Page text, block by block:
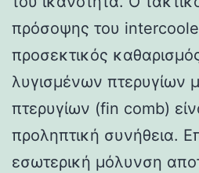
πρόσοψης του
προσεκτικός
λυγισμένων πτερυγίων
πτερυγίων (fin comb)
προληπτική συνήθεια.
εσωτερική μόλυνση